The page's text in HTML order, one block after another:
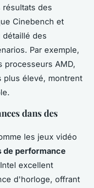
résultats des
Cinebench et
détaillé des
Par exemple,
AMD,
élevé, montrent
dans des
les jeux vidéo
de performance
excellent
d'horloge, offrant